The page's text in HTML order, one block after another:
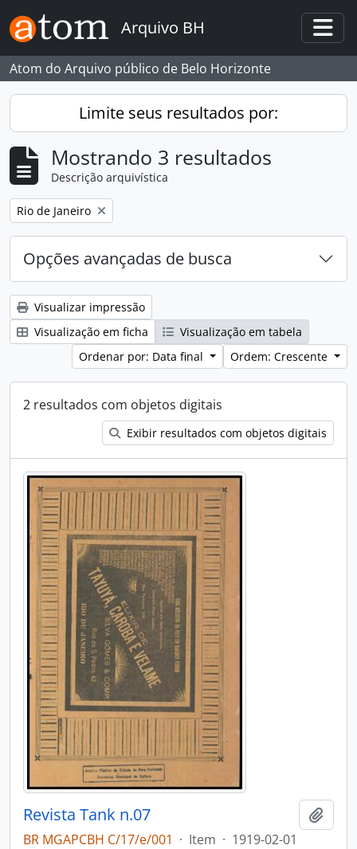
Skip to main content
Arquivo BH
Atom do Arquivo público de Belo Horizonte
Limite seus resultados por:
Mostrando 3 resultados
Descrição arquivística
Remover filtro:
Rio de Janeiro
Opções avançadas de busca
Visualizar impressão
Visualização em ficha
Visualização em tabela
Ordenar por: Data final
Ordem: Crescente
2 resultados com objetos digitais
Exibir resultados com objetos digitais
Revista Tank n.07
BR MGAPCBH C/17/e/001 · Item · 1919-02-01